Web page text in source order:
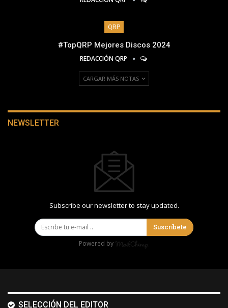
QRP
#TopQRP Mejores Discos 2024
REDACCIÓN QRP
CARGAR MÁS NOTAS
NEWSLETTER
Subscribe our newsletter to stay updated.
Suscríbete
Powered by
SELECCIÓN DEL EDITOR